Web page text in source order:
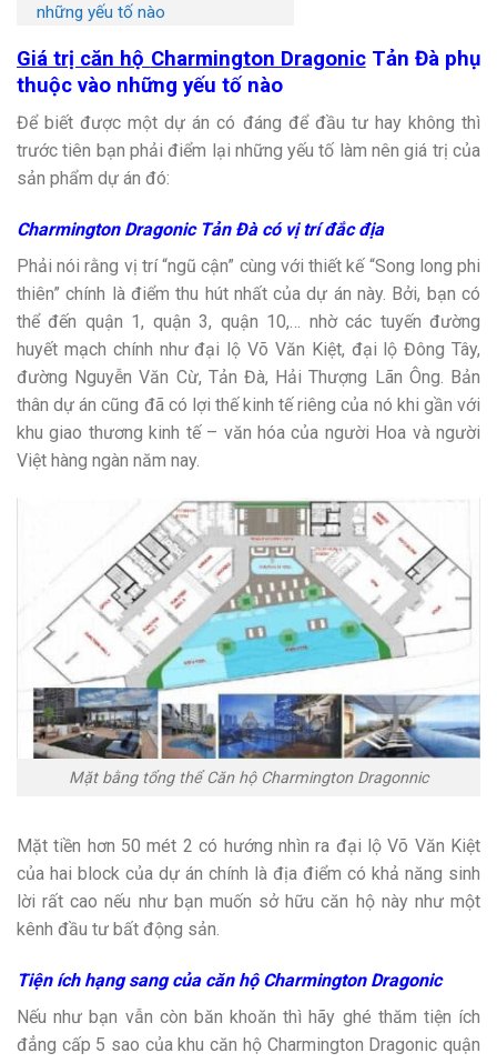
những yếu tố nào
Giá trị căn hộ Charmington DragonicTản Đà phụ
thuộc vào những yếu tố nào
Để biết được một dự án có đáng để đầu tư hay không thì
trước tiên bạn phải điểm lại những yếu tố làm nên giá trị của
sản phẩm dự án đó:
Charmington Dragonic Tản Đà có vị trí đắc địa
Phải nói rằng vị trí “ngũ cận” cùng với thiết kế “Song long phi
thiên” chính là điểm thu hút nhất của dự án này. Bởi, bạn có
thể đến quận 1, quận 3, quận 10,… nhờ các tuyến đường
huyết mạch chính như đại lộ Võ Văn Kiệt, đại lộ Đông Tây,
đường Nguyễn Văn Cừ, Tản Đà, Hải Thượng Lãn Ông. Bản
thân dự án cũng đã có lợi thế kinh tế riêng của nó khi gần với
khu giao thương kinh tế – văn hóa của người Hoa và người
Việt hàng ngàn năm nay.
Mặt bằng tổng thể Căn hộ Charmington Dragonnic
Mặt tiền hơn 50 mét 2 có hướng nhìn ra đại lộ Võ Văn Kiệt
của hai block của dự án chính là địa điểm có khả năng sinh
lời rất cao nếu như bạn muốn sở hữu căn hộ này như một
kênh đầu tư bất động sản.
Tiện ích hạng sang của căn hộ Charmington Dragonic
Nếu như bạn vẫn còn băn khoăn thì hãy ghé thăm tiện ích
đẳng cấp 5 sao của khu căn hộ Charmington Dragonic quận